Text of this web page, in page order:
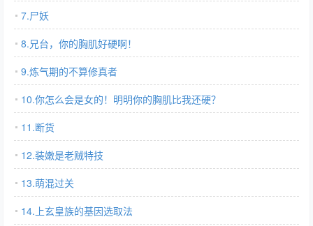
7.尸妖
8.兄台，你的胸肌好硬啊！
9.炼气期的不算修真者
10.你怎么会是女的！明明你的胸肌比我还硬？
11.断货
12.装嫩是老贼特技
13.萌混过关
14.上玄皇族的基因选取法